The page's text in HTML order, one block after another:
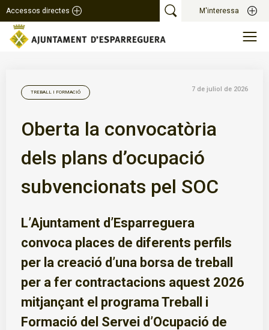
Accessos directes M'interessa
TREBALL I FORMACIÓ 7 de juliol de 2026
Oberta la convocatòria
dels plans d’ocupació
subvencionats pel SOC
L’Ajuntament d’Esparreguera
convoca places de diferents perfils
per la creació d’una borsa de treball
per a fer contractacions aquest 2026
mitjançant el programa Treball i
Formació del Servei d’Ocupació de